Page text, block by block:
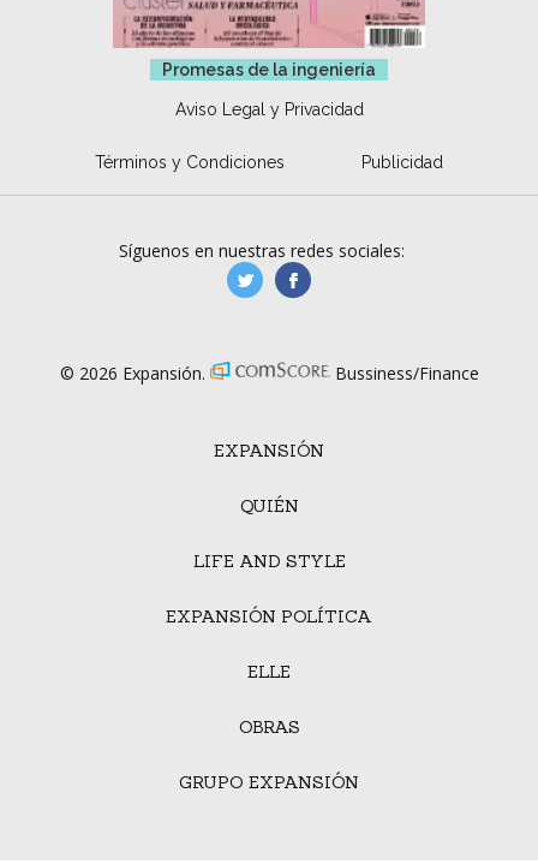
Promesas de la ingeniería
Aviso Legal y Privacidad
Términos y Condiciones Publicidad
EXPANSIÓN
QUIÉN
LIFE AND STYLE
EXPANSIÓN POLÍTICA
ELLE
OBRAS
GRUPO EXPANSIÓN
Síguenos en nuestras redes sociales:
manufacturaGE
© 2026 Expansión. Bussiness/Finance